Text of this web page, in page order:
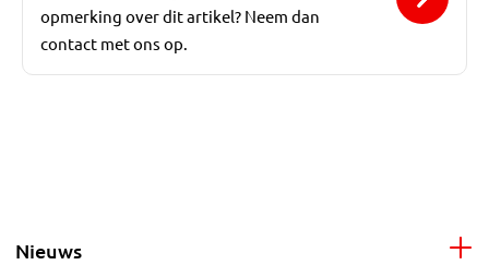
opmerking over dit artikel? Neem dan
contact met ons op.
Nieuws